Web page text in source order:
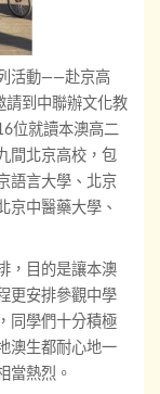
活動——赴京高
請到中聯辦文化教
位就讀本澳高二
間北京高校，包
語言大學、北京
京中醫藥大學、
，目的是讓本澳
更安排參觀中學
同學們十分積極
澳生都耐心地一
當熱烈。